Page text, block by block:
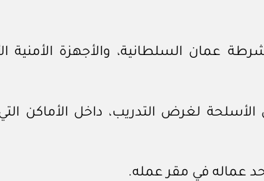
السلطانية، والأجهزة الأمنية
لغرض التدريب، داخل الأماكن
أحد عماله في مقر عمله.